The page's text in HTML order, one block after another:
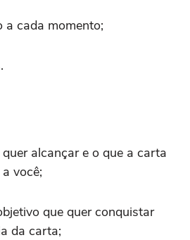
a cada momento;
alcançar e o que a carta
você;
que quer conquistar
da carta;